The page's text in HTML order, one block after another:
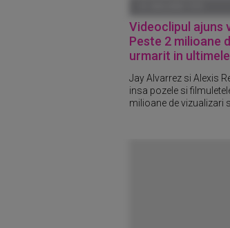
Videoclipul ajuns
Peste 2 milioane
urmarit in
Jay Alvarrez si Alexis
insa pozele si
milioane de vizualizari